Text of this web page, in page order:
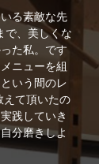
る素敵な先
で、美しくな
た私。です
ニューを組
いう間のレ
えて頂いたの
践していき
分磨きしよ